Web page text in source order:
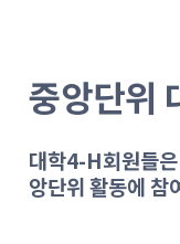
중앙단위
대학4-H회원들
앙단위 활동에 참